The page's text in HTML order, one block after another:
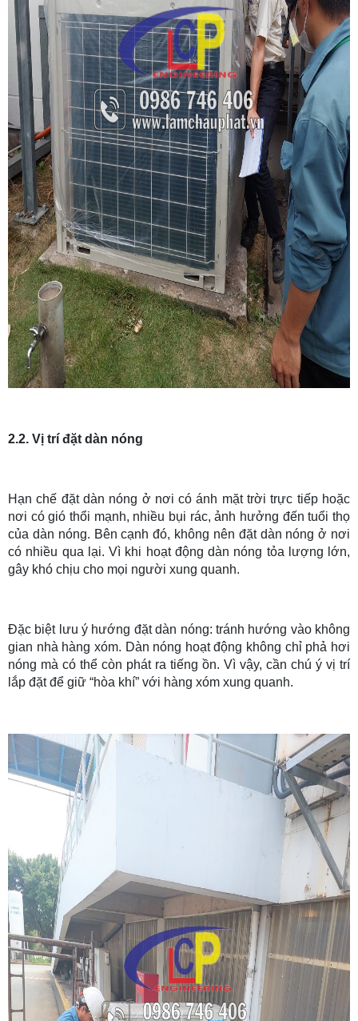
2.2. Vị trí đặt dàn nóng
Hạn chế đặt dàn nóng ở nơi có ánh mặt trời trực tiếp hoặc
nơi có gió thổi mạnh, nhiều bụi rác, ảnh hưởng đến tuổi thọ
của dàn nóng. Bên cạnh đó, không nên đặt dàn nóng ở nơi
có nhiều qua lại. Vì khi hoạt động dàn nóng tỏa lượng lớn,
gây khó chịu cho mọi người xung quanh.
Đặc biệt lưu ý hướng đặt dàn nóng: tránh hướng vào không
gian nhà hàng xóm. Dàn nóng hoạt động không chỉ phả hơi
nóng mà có thể còn phát ra tiếng ồn. Vì vậy, cần chú ý vị trí
lắp đặt để giữ “hòa khí” với hàng xóm xung quanh.